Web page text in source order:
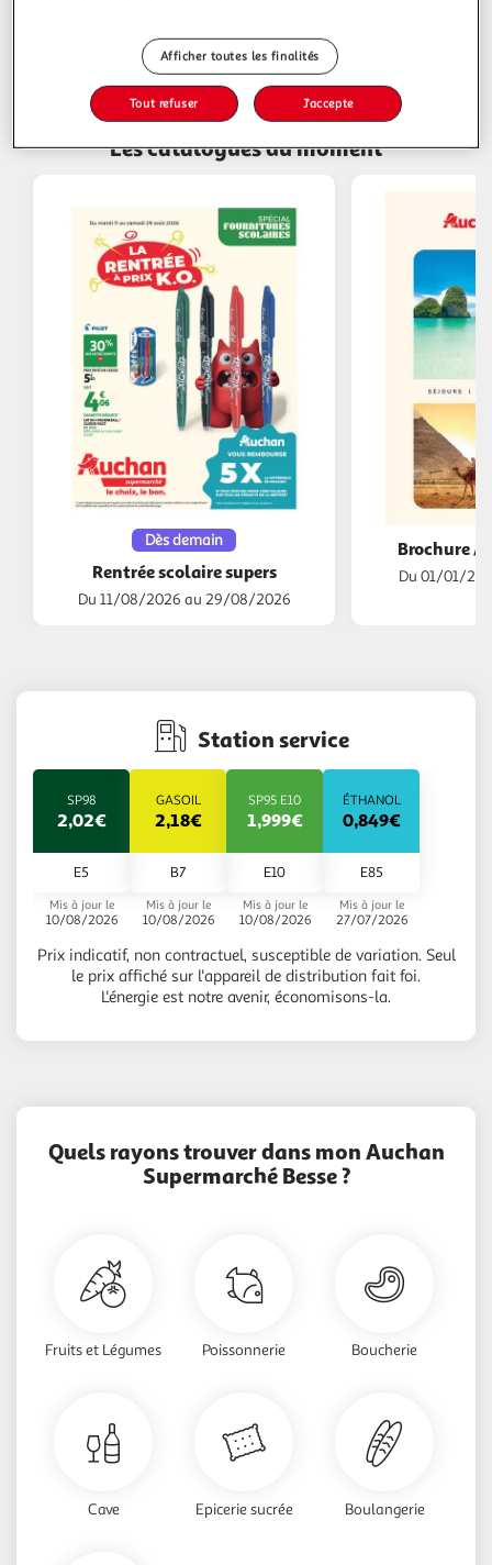
Les catalogues du moment
Dès demain
Rentrée scolaire supers
Du 11/08/2026 au 29/08/2026
Brochure
Du 01/01/
Station service
SP98
2,02€
E5
Mis à jour le
10/08/2026
GASOIL
2,18€
B7
Mis à jour le
10/08/2026
SP95 E10
1,999€
E10
Mis à jour le
10/08/2026
ÉTHANOL
0,849€
E85
Mis à jour le
27/07/2026
Prix indicatif, non contractuel, susceptible de variation. Seul
le prix affiché sur l'appareil de distribution fait foi.
L'énergie est notre avenir, économisons-la.
Quels rayons trouver dans mon Auchan
Supermarché Besse ?
Fruits et Légumes Poissonnerie Boucherie
Cave Epicerie sucrée Boulangerie
Afficher toutes les finalités
Tout refuser J'accepte